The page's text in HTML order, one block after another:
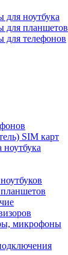
для ноутбука
для планшетов
для телефонов
SIM карт
ноутбука
микрофоны